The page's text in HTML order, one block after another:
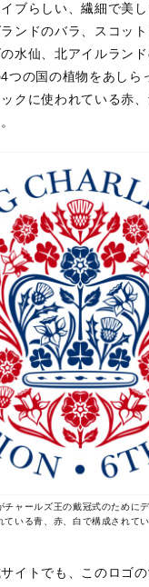
ブらしい、繊細で美
ンドのバラ、スコッ
水仙、北アイルラン
つの国の植物をあしら
クに使われている赤
チャールズ王の戴冠式のために
ている青、赤、白で構成されて
イトでも、このロゴ